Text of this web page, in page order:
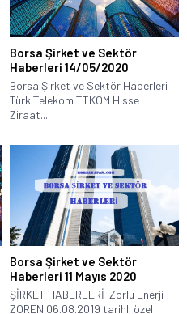
Borsa Şirket ve Sektör
Haberleri 14/05/2020
Borsa Şirket ve Sektör Haberleri
Türk Telekom TTKOM Hisse
Ziraat...
Borsa Şirket ve Sektör
Haberleri 11 Mayıs 2020
ŞİRKET HABERLERİ Zorlu Enerji
ZOREN 06.08.2019 tarihli özel